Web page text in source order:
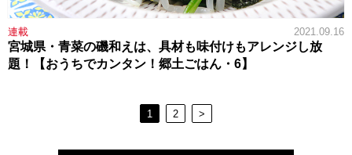
連載 2021.09.16
宮城県・青菜の磯和えは、具材も味付けもアレンジし放
題！【おうちでカンタン！郷土ごはん・6】
1 2 >